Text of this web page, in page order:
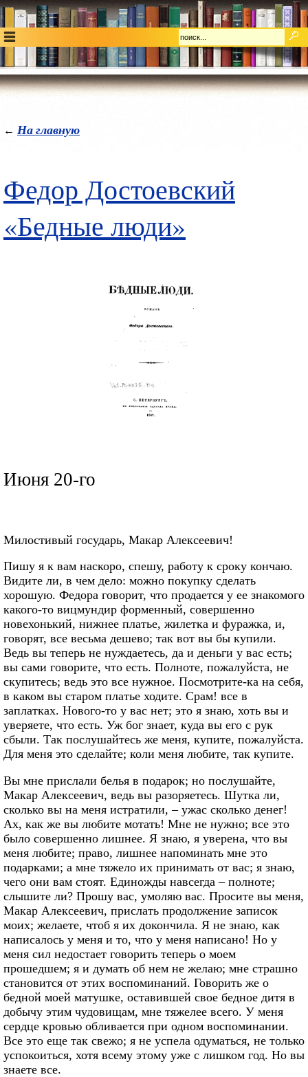
← На главную
Федор Достоевский
«Бедные люди»
Июня 20-го
Милостивый государь, Макар Алексеевич!
Пишу я к вам наскоро, спешу, работу к сроку кончаю.
Видите ли, в чем дело: можно покупку сделать
хорошую. Федора говорит, что продается у ее знакомого
какого-то вицмундир форменный, совершенно
новехонький, нижнее платье, жилетка и фуражка, и,
говорят, все весьма дешево; так вот вы бы купили.
Ведь вы теперь не нуждаетесь, да и деньги у вас есть;
вы сами говорите, что есть. Полноте, пожалуйста, не
скупитесь; ведь это все нужное. Посмотрите-ка на себя,
в каком вы старом платье ходите. Срам! все в
заплатках. Нового-то у вас нет; это я знаю, хоть вы и
уверяете, что есть. Уж бог знает, куда вы его с рук
сбыли. Так послушайтесь же меня, купите, пожалуйста.
Для меня это сделайте; коли меня любите, так купите.
Вы мне прислали белья в подарок; но послушайте,
Макар Алексеевич, ведь вы разоряетесь. Шутка ли,
сколько вы на меня истратили, – ужас сколько денег!
Ах, как же вы любите мотать! Мне не нужно; все это
было совершенно лишнее. Я знаю, я уверена, что вы
меня любите; право, лишнее напоминать мне это
подарками; а мне тяжело их принимать от вас; я знаю,
чего они вам стоят. Единожды навсегда – полноте;
слышите ли? Прошу вас, умоляю вас. Просите вы меня,
Макар Алексеевич, прислать продолжение записок
моих; желаете, чтоб я их докончила. Я не знаю, как
написалось у меня и то, что у меня написано! Но у
меня сил недостает говорить теперь о моем
прошедшем; я и думать об нем не желаю; мне страшно
становится от этих воспоминаний. Говорить же о
бедной моей матушке, оставившей свое бедное дитя в
добычу этим чудовищам, мне тяжелее всего. У меня
сердце кровью обливается при одном воспоминании.
Все это еще так свежо; я не успела одуматься, не только
успокоиться, хотя всему этому уже с лишком год. Но вы
знаете все.